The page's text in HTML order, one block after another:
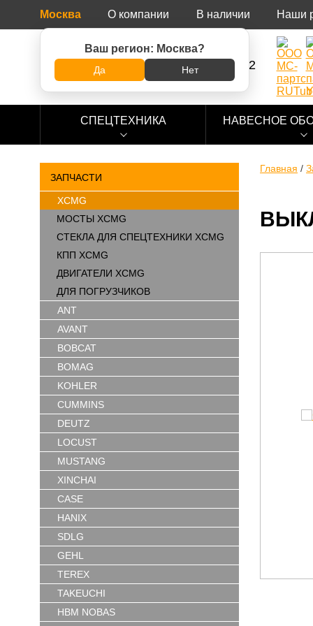
Москва
Ваш регион: Москва?
Да Нет
О компании В наличии Наши
8 (800) 500-73-92
СПЕЦТЕХНИКА НАВЕСНОЕ
ЗАПЧАСТИ
XCMG
МОСТЫ XCMG
СТЕКЛА ДЛЯ СПЕЦТЕХНИКИ XCMG
КПП XCMG
ДВИГАТЕЛИ XCMG
ДЛЯ ПОГРУЗЧИКОВ
ANT
AVANT
BOBCAT
BOMAG
KOHLER
CUMMINS
DEUTZ
LOCUST
MUSTANG
XINCHAI
CASE
HANIX
SDLG
GEHL
TEREX
TAKEUCHI
HBM NOBAS
Главная /